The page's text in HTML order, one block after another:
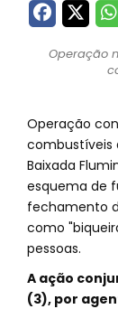
Operação
Operação
combustíveis
Baixada
esquema de
fechamento
como
pessoas.
A ação
(3), por